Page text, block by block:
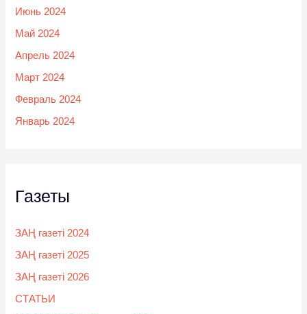
Июнь 2024
Май 2024
Апрель 2024
Март 2024
Февраль 2024
Январь 2024
Газеты
ЗАҢ газеті 2024
ЗАҢ газеті 2025
ЗАҢ газеті 2026
СТАТЬИ